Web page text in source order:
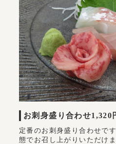
お刺身盛り合わせ1,320
定番のお刺身盛り合わせで
態でお召し上がりいただけま